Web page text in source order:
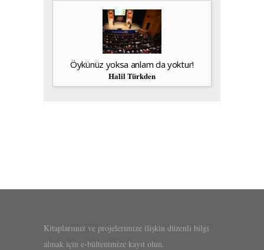
Öykünüz yoksa anlam da yoktur!
Halil Türkden
Kitaplarımız ve projelerimize ilişkin düzenli bilgi
almak için e-bültenimize kayıt olun.